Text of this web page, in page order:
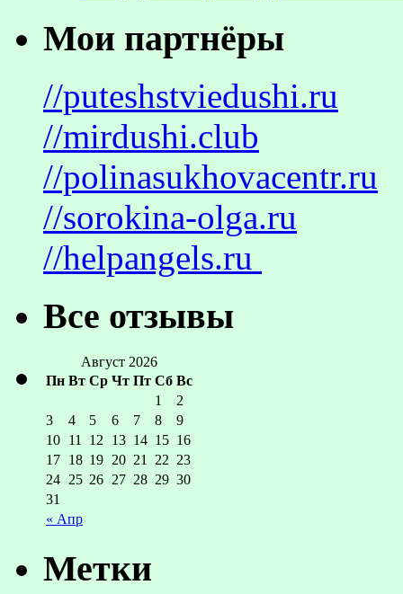
Мои партнёры
//puteshstviedushi.ru
//mirdushi.club
//polinasukhovacentr.ru
//sorokina-olga.ru
//helpangels.ru
Все отзывы
Август 2026
Пн Вт Ср Чт Пт Сб Вс
« Апр
1
2
3
4 5 6 7 8
9
10 11 12 13 14 15 16
17 18 19 20 21 22 23
24 25 26 27 28 29 30
31
Метки